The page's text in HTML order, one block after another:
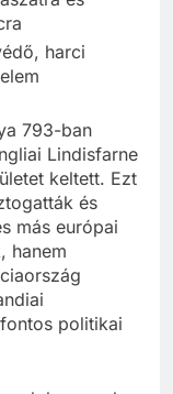
harci
793-ban
Lindisfarne
keltett. Ezt
és
más európai
hanem
politikai